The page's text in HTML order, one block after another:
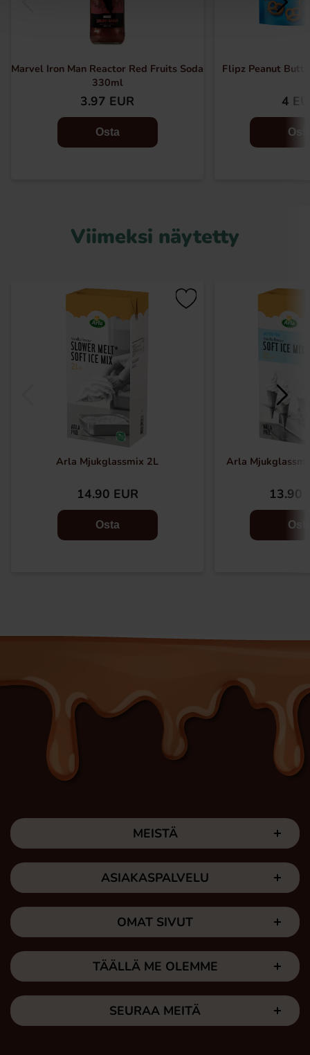
Marvel Iron Man Reactor Red Fruits Soda
330ml
3.97 EUR
Osta
Flipz Peanut
4
Viimeksi näytetty
Arla Mjukglassmix 2L
14.90 EUR
Osta
Arla
13.90
MEISTÄ
ASIAKASPALVELU
OMAT SIVUT
TÄÄLLÄ ME OLEMME
SEURAA MEITÄ